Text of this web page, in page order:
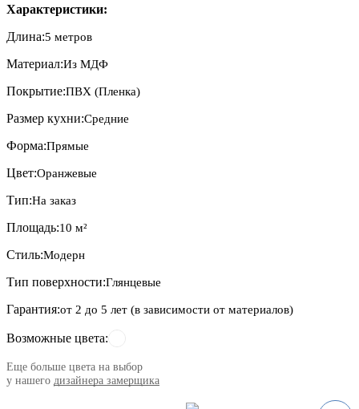
Характеристики:
Длина:5 метров
Материал:Из МДФ
Покрытие:ПВХ (Пленка)
Размер кухни:Средние
Форма:Прямые
Цвет:Оранжевые
Тип:На заказ
Площадь:10 м²
Стиль:Модерн
Тип поверхности:Глянцевые
Гарантия:от 2 до 5 лет (в зависимости от материалов)
Возможные цвета:
Eще больше цвета на выбор
у нашего дизайнера замерщика